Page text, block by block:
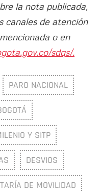
la nota publicada,
canales de atención
o en
sdqs/.
PARO NACIONAL
Y SITP
DESVIOS
DE MOVILIDAD